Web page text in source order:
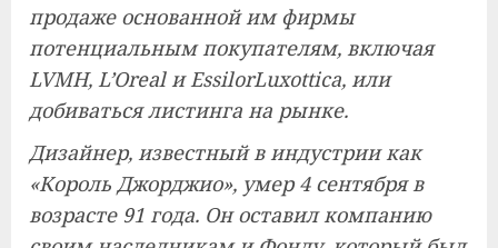
продаже основанной им фирмы
потенциальным покупателям, включая
LVMH, L’Oreal и EssilorLuxottica, или
добиваться листинга на рынке.
Дизайнер, известный в индустрии как
«Король Джорджио», умер 4 сентября в
возрасте 91 года. Он оставил компанию